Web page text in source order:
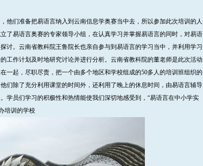
他们准备把易语言纳入到云南信息学奥赛当中去，所以参加此次培训的人
了易语言奥赛的专家领导小组，在认真学习并掌握易语言的同时，对易语
讨。云南省教科院王鲁院长也亲自参与到易语言的学习当中，并利用学习
工作计划及时地研究讨论并进行分析。云南省教科院的董老师是此次活动
一起，尽职尽责，把一个由多个地区和学校组成的50多人的培训班组织的
们除了充分利用课堂的时间外，还利用了晚上的休息时间，由易语言辅导
学员们学习的积极性和热情能使我们深切地感受到，“易语言在中小学实
培训的学校